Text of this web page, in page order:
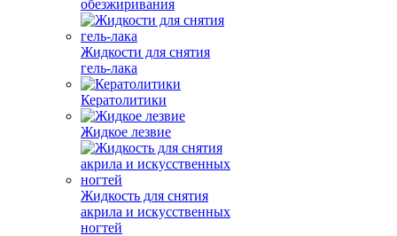
обезжиривания
Жидкости для снятия
гель-лака
Кератолитики
Жидкое лезвие
Жидкость для снятия
акрила и искусственных
ногтей